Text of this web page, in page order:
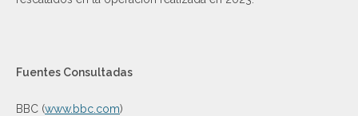
Fuentes Consultadas
BBC (www.bbc.com)